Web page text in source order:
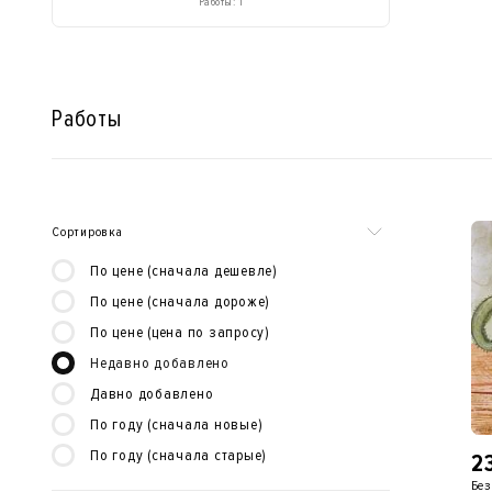
Работы
Сортировка
По цене (сначала дешевле)
По цене (сначала дороже)
По цене (цена по запросу)
Недавно добавлено
Давно добавлено
По году (сначала новые)
По году (сначала старые)